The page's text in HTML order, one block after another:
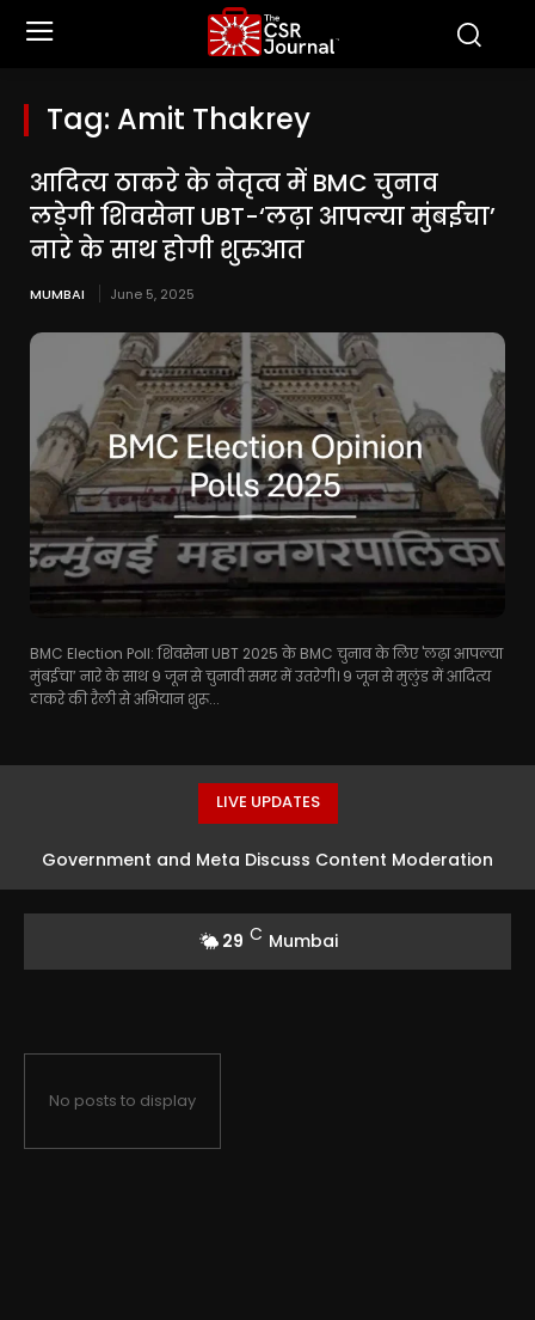
Tag: Amit Thakrey
आदित्य ठाकरे के नेतृत्व में BMC चुनाव
लड़ेगी शिवसेना UBT-‘लढ़ा आपल्या मुंबईचा’
नारे के साथ होगी शुरुआत
MUMBAI June 5, 2025
BMC Election Poll: शिवसेना UBT 2025 के BMC चुनाव के लिए 'लढ़ा आपल्या
मुंबईचा’ नारे के साथ 9 जून से चुनावी समर में उतरेगी। 9 जून से मुलुंड में आदित्य
ठाकरे की रैली से अभियान शुरू...
LIVE UPDATES
Government and Meta Discuss Content Moderation
29 C Mumbai
No posts to display